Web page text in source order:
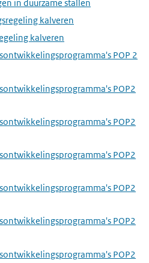
in duurzame stallen
kalveren
kalveren
POP 2
POP2
POP2
POP2
POP2
POP2
POP2